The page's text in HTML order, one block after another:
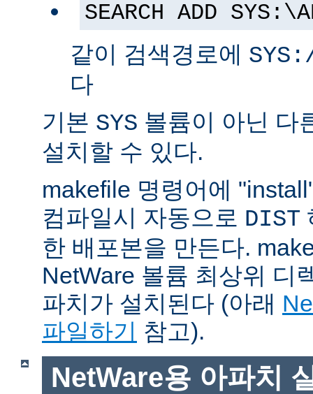
SEARCH ADD
같이 검색경로에
다
기본 SYS 볼륨이 아닌 다
설치할 수 있다.
makefile 명령어에
컴파일시 자동으로 DIST
한 배포본을 만든다.
NetWare 볼륨 최상위 디
파치가 설치된다 (아래
파일하기
참고).
NetWare용 아파치